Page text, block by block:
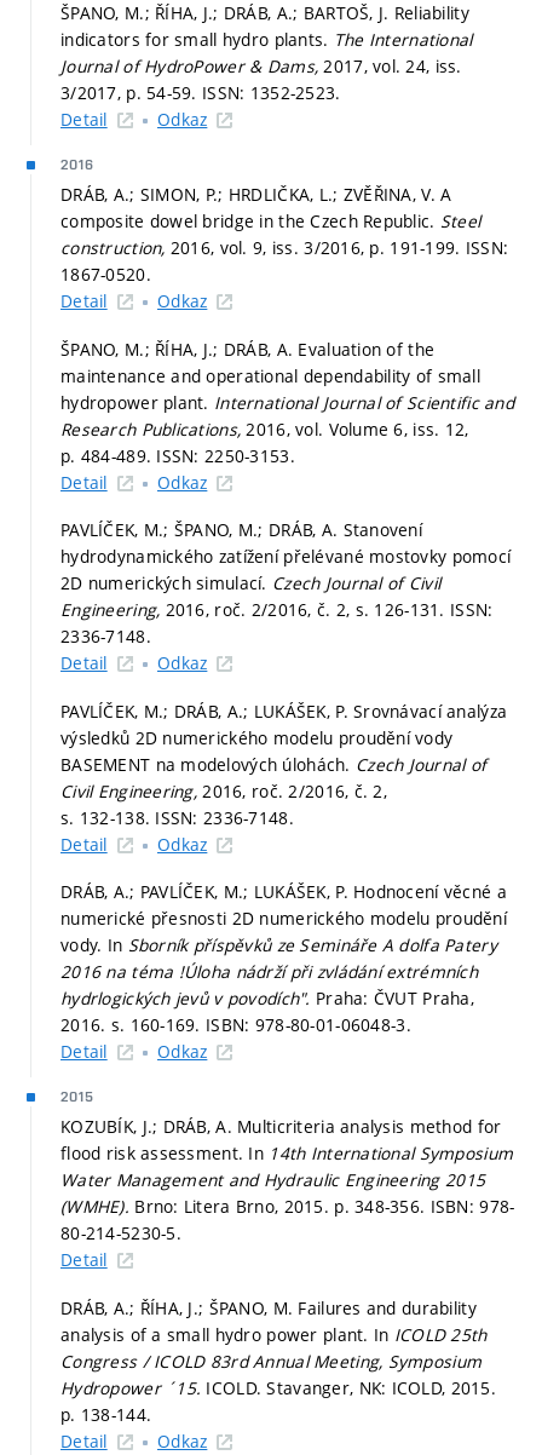
ŠPANO, M.; ŘÍHA, J.; DRÁB, A.; BARTOŠ, J. Reliability
indicators for small hydro plants. The International
Journal of HydroPower & Dams,2017, vol. 24, iss.
3/2017, p. 54-59. ISSN: 1352-2523.
Detail
Odkaz
2016
DRÁB, A.; SIMON, P.; HRDLIČKA, L.; ZVĚŘINA, V. A
composite dowel bridge in the Czech Republic. Steel
construction, 2016, vol. 9, iss. 3/2016, p. 191-199. ISSN:
1867-0520.
Detail
Odkaz
ŠPANO, M.; ŘÍHA, J.; DRÁB, A. Evaluation of the
maintenance and operational dependability of small
hydropower plant. International Journal of Scientific and
Research Publications, 2016, vol. Volume 6, iss. 12,
p. 484-489. ISSN: 2250-3153.
Detail
Odkaz
PAVLÍČEK, M.; ŠPANO, M.; DRÁB, A. Stanovení
hydrodynamického zatížení přelévané mostovky pomocí
2D numerických simulací. Czech Journal of Civil
Engineering, 2016, roč. 2/2016, č. 2, s. 126-131. ISSN:
2336-7148.
Detail
Odkaz
PAVLÍČEK, M.; DRÁB, A.; LUKÁŠEK, P. Srovnávací analýza
výsledků 2D numerického modelu proudění vody
BASEMENT na modelových úlohách. Czech Journal of
Civil Engineering, 2016, roč. 2/2016, č. 2,
s. 132-138. ISSN: 2336-7148.
Detail
Odkaz
DRÁB, A.; PAVLÍČEK, M.; LUKÁŠEK, P. Hodnocení věcné a
numerické přesnosti 2D numerického modelu proudění
vody. In Sborník příspěvků ze Semináře A dolfa Patery
2016 na téma !Úloha nádrží při zvládání extrémních
hydrlogických jevů v povodích". Praha: ČVUT Praha,
2016. s. 160-169. ISBN: 978-80-01-06048-3.
Detail
Odkaz
2015
KOZUBÍK, J.; DRÁB, A. Multicriteria analysis method for
flood risk assessment. In 14th International Symposium
Water Management and Hydraulic Engineering 2015
(WMHE). Brno: Litera Brno, 2015. p. 348-356. ISBN: 978-
80-214-5230-5.
Detail
DRÁB, A.; ŘÍHA, J.; ŠPANO, M. Failures and durability
analysis of a small hydro power plant. In ICOLD 25th
Congress / ICOLD 83rd Annual Meeting, Symposium
Hydropower ´15. ICOLD. Stavanger, NK: ICOLD, 2015.
p. 138-144.
Detail
Odkaz